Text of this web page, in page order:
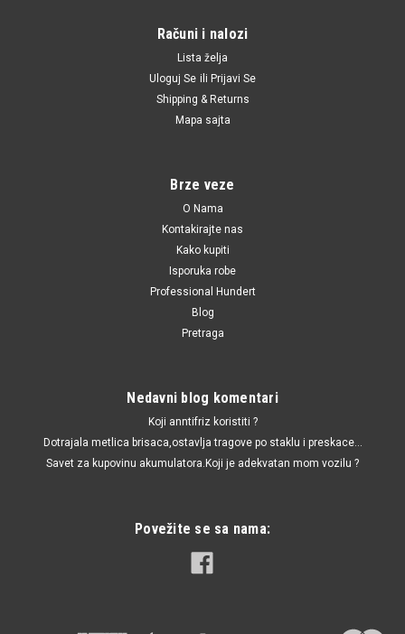
Računi i nalozi
Lista želja
Uloguj Se ili Prijavi Se
Shipping & Returns
Mapa sajta
Brze veze
O Nama
Kontakirajte nas
Kako kupiti
Isporuka robe
Professional Hundert
Blog
Pretraga
Nedavni blog komentari
Koji anntifriz koristiti ?
Dotrajala metlica brisaca,ostavlja tragove po staklu i preskace...
Savet za kupovinu akumulatora.Koji je adekvatan mom vozilu ?
Povežite se sa nama: